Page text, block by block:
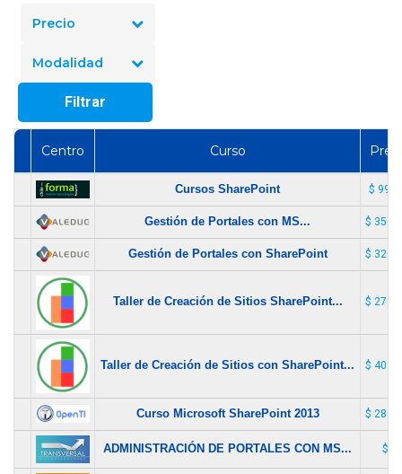
Precio
Modalidad
Filtrar
Centro Curso
Cursos SharePoint $
Gestión de Portales con MS... $
Gestión de Portales con SharePoint $
Taller de Creación de Sitios SharePoint... $
Taller de Creación de Sitios con SharePoint... $
Curso Microsoft SharePoint 2013 $
ADMINISTRACIÓN DE PORTALES CON MS... $ 1